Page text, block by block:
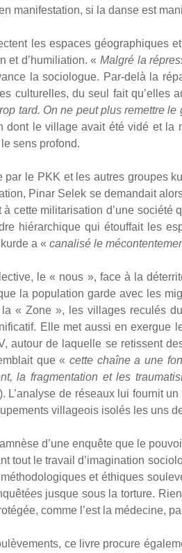
mani­fes­ta­tion, si la danse est
les espaces géo­gra­phiques
et d’humiliation. «Mal­gré la
la socio­logue. Par-delà la
cultu­relles, du seul fait
tard. On ne peut plus remettre
le vil­lage avait été vidé et la
sens pro­fond.
le PKK et les autres groupes
Pinar Selek se deman­dait
cette mili­ta­ri­sa­tion d’une
hié­rar­chique qui étouf­fait les
a « cana­li­sé le
le « nous », face à la
la popu­la­tion garde avec les
« Zone », les vil­lages recu­lés
Elle met aus­si en exergue
autour de laquelle se retissent
que « cette chaîne a une
la frag­men­ta­tion et les
L’analyse de réseaux lui four­nit
vil­la­geois iso­lés les uns
d’une enquête que le
tout le tra­vail d’imagination
et éthiques
es jusque sous la tor­ture.
comme l’est la méde­cine,
ce livre pro­cure